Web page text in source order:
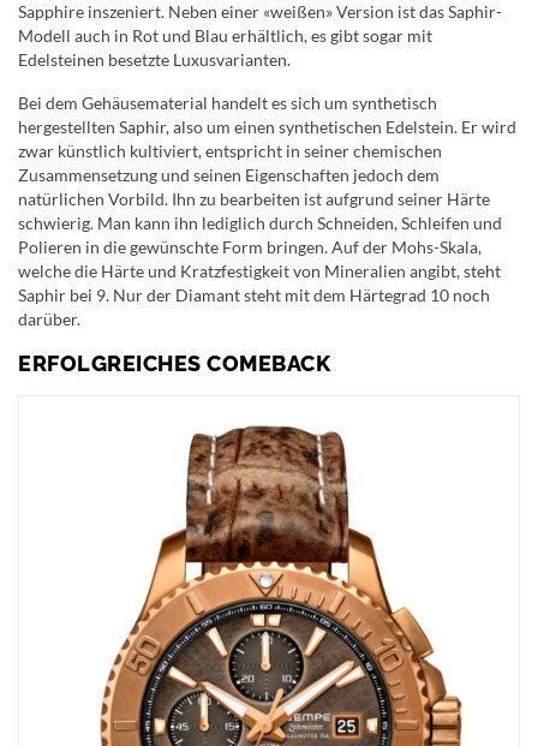
Sapphire inszeniert. Neben einer «weißen» Version ist das Saphir-
Modell auch in Rot und Blau erhältlich, es gibt sogar mit
Edelsteinen besetzte Luxusvarianten.
Bei dem Gehäusematerial handelt es sich um synthetisch
hergestellten Saphir, also um einen synthetischen Edelstein. Er wird
zwar künstlich kultiviert, entspricht in seiner chemischen
Zusammensetzung und seinen Eigenschaften jedoch dem
natürlichen Vorbild. Ihn zu bearbeiten ist aufgrund seiner Härte
schwierig. Man kann ihn lediglich durch Schneiden, Schleifen und
Polieren in die gewünschte Form bringen. Auf der Mohs-Skala,
welche die Härte und Kratzfestigkeit von Mineralien angibt, steht
Saphir bei 9. Nur der Diamant steht mit dem Härtegrad 10 noch
darüber.
ERFOLGREICHES COMEBACK